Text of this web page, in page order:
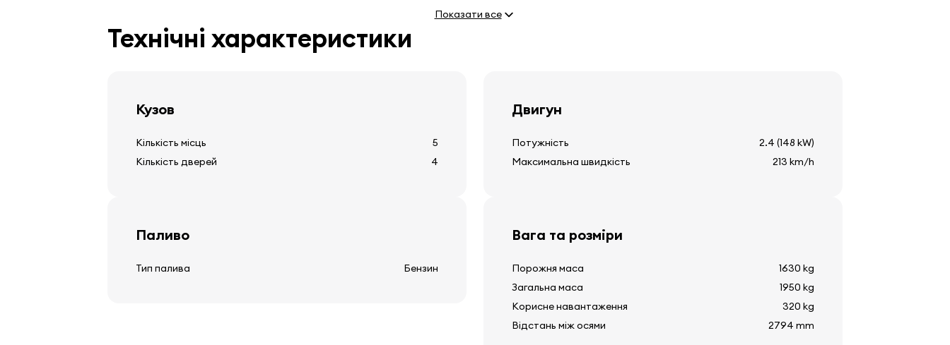
легкосплавні диски
Кермо
регульована стійка керма
багатофункціональне кермо
12v розетка
Показати все
Технічні характеристики
Кузов
Кількість місць
5
Кількість дверей
4
Паливо
Тип палива Бензин
Двигун
Потужність
2.4 (148 kW)
Максимальна швидкість
213 km/h
Вага та розміри
Порожня маса
1630 kg
Загальна маса
1950 kg
Корисне навантаження
320 kg
Відстань між осями
2794 mm